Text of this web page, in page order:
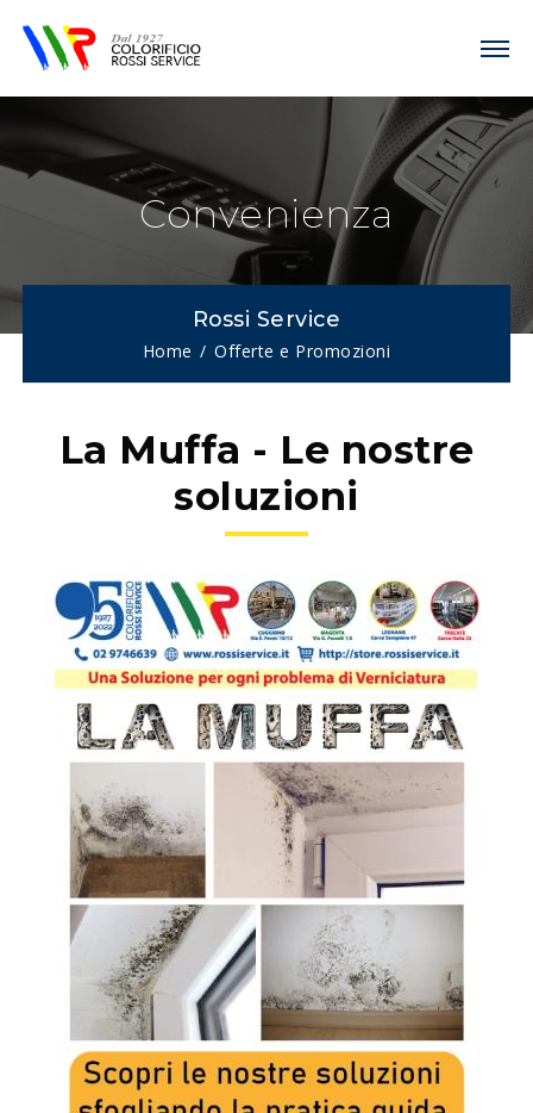
Convenienza
Rossi Service
Home Offerte e Promozioni
La Muffa - Le nostre
soluzioni